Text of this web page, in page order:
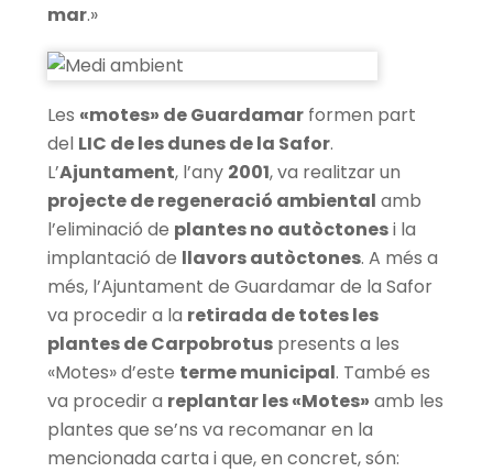
mar.»
Les «motes» de Guardamarformen part
del LIC de les dunes de la Safor.
L’Ajuntament, l’any 2001, va realitzar un
projecte de regeneració ambiental amb
l’eliminació de plantes no autòctonesi la
implantació de llavors autòctones. A més a
més, l’Ajuntament de Guardamar de la Safor
va procedir a la retirada de totes les
plantes de Carpobrotuspresents a les
«Motes» d’este terme municipal. També es
va procedir a replantar les «Motes» amb les
plantes que se’ns va recomanar en la
mencionada carta i que, en concret, són: